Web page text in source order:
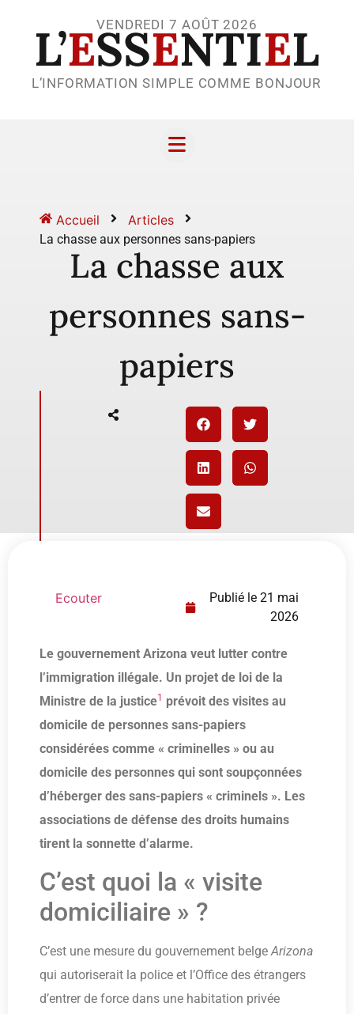
VENDREDI 7 AOÛT 2026
L’ESSENTIEL
L’INFORMATION SIMPLE COMME BONJOUR
Accueil Articles
La chasse aux personnes sans-papiers
La chasse aux
personnes sans-
papiers
Ecouter Publié le 21 mai
2026
Le gouvernement Arizona veut lutter contre
l’immigration illégale. Un projet de loi de la
Ministre de la justice1 prévoit des visites au
domicile de personnes sans-papiers
considérées comme « criminelles » ou au
domicile des personnes qui sont soupçonnées
d’héberger des sans-papiers « criminels ». Les
associations de défense des droits humains
tirent la sonnette d’alarme.
C’est quoi la « visite
domiciliaire » ?
C’est une mesure du gouvernement belgeArizona
qui autoriserait la police et l’Office des étrangers
d’entrer de force dans une habitation privée